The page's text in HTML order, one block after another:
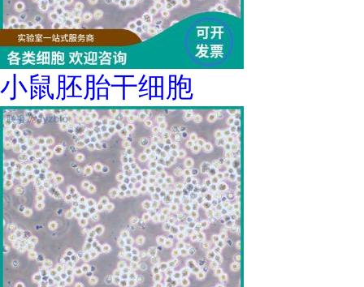
小鼠胚胎干细胞